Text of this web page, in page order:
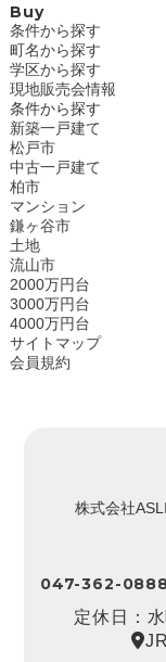
Buy
条件から探す
町名から探す
学区から探す
現地販売会情報
条件から探す
新築一戸建て
松戸市
中古一戸建て
柏市
マンション
鎌ヶ谷市
土地
流山市
2000万円台
3000万円台
4000万円台
サイトマップ
会員規約
株式会社
047-362-
定休日：